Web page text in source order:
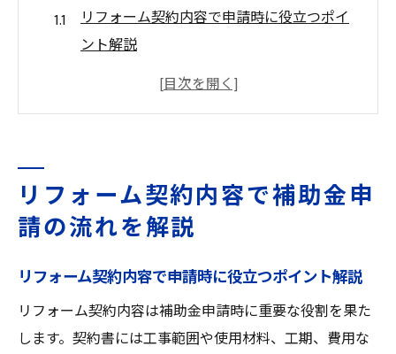
リフォーム契約内容で申請時に役立つポイ
ント解説
補助金を逃さないためのリフォーム契約手
リフォーム契約活用で補助金取得を目指す
方法
点
愛知で省エネリフォームを叶える契約の工夫
リフォーム契約で省エネ工事を有利に進め
リフォーム契約内容で補助金申
請の流れを解説
リフォーム契約内容で申請時に役立つポイント解説
リフォーム契約内容は補助金申請時に重要な役割を果た
します。契約書には工事範囲や使用材料、工期、費用な